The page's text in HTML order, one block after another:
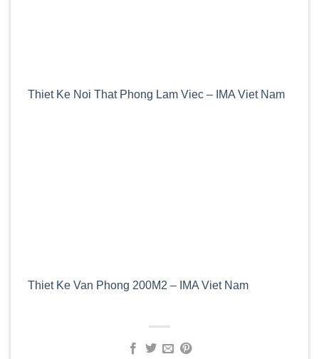
Thiet Ke Noi That Phong Lam Viec – IMA Viet Nam
Thiet Ke Van Phong 200M2 – IMA Viet Nam